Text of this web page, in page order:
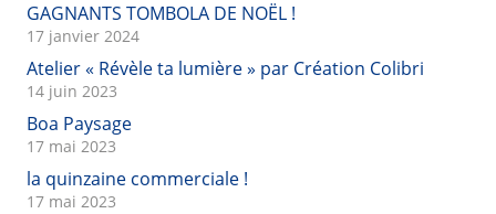
GAGNANTS TOMBOLA DE NOËL !
17 janvier 2024
Atelier « Révèle ta lumière » par Création Colibri
14 juin 2023
Boa Paysage
17 mai 2023
la quinzaine commerciale !
17 mai 2023